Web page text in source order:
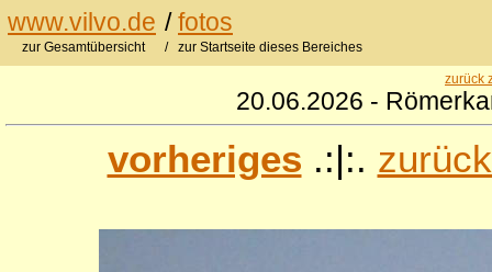
www.vilvo.de /fotos
zur Gesamtübersicht / zur Startseite dieses Bereiches
zurück
20.06.2026 -
vorheriges .:|:.